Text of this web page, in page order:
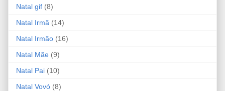
Natal gif (8)
Natal Irmã (14)
Natal Irmão (16)
Natal Mãe (9)
Natal Pai (10)
Natal Vovó (8)